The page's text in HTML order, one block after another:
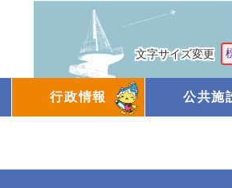
文字サイズ変更
行政情報 公共施